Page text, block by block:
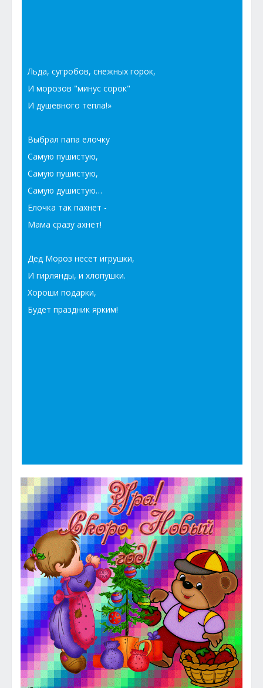
Льда, сугробов, снежных горок,
И морозов "минус сорок"
И душевного тепла!»
Выбрал папа елочку
Самую пушистую,
Самую пушистую,
Самую душистую…
Елочка так пахнет -
Мама сразу ахнет!
Дед Мороз несет игрушки,
И гирлянды, и хлопушки.
Хороши подарки,
Будет праздник ярким!